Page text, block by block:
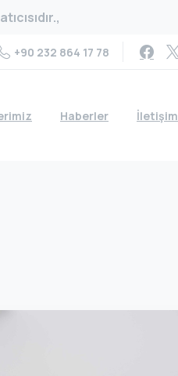
+90 232 864 17 78
Haberler İletişim